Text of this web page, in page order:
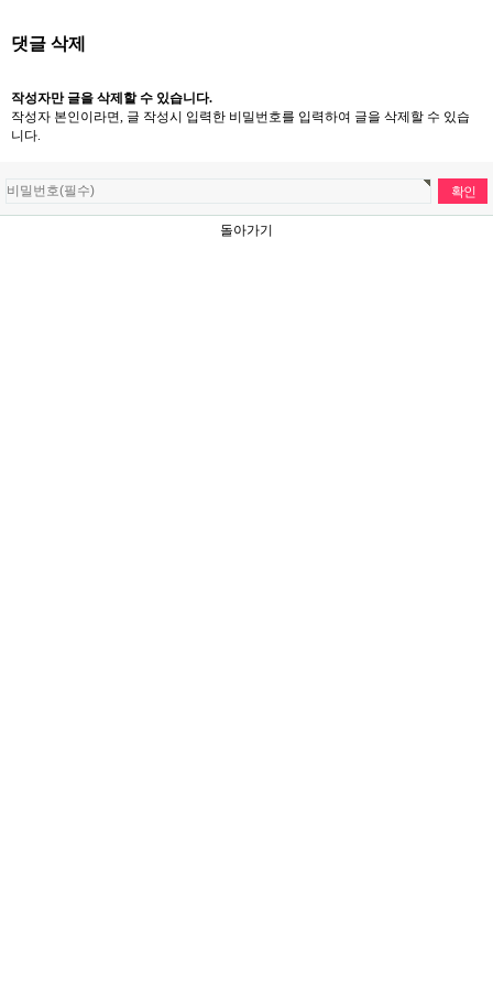
댓글 삭제
작성자만 글을 삭제할 수 있습니다.
작성자 본인이라면, 글 작성시 입력한 비밀번호를 입력하여 글을 삭제할 수 있습
니다.
돌아가기